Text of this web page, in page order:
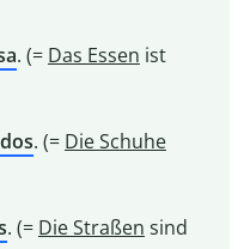
. (= Das Essen ist
. (= Die Schuhe
. (= Die Straßen sind